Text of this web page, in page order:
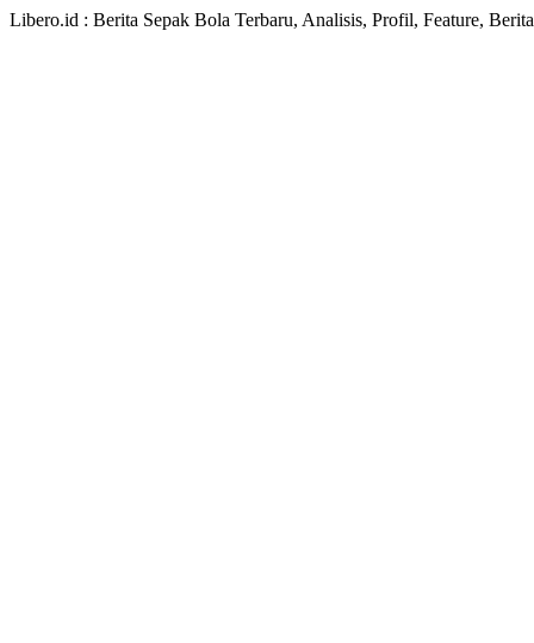
Libero.id : Berita Sepak Bola Terbaru, Analisis, Profil, Feature,